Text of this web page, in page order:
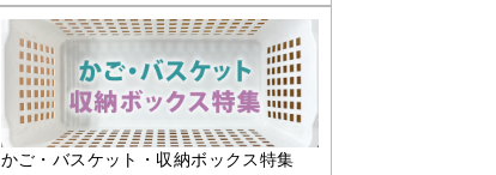
かご・バスケット・収納ボックス特集